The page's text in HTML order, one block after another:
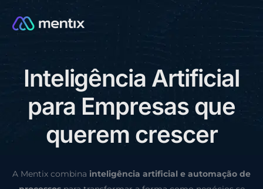
Inteligência Artificial
para Empresas que
querem crescer
A Mentix combina inteligência artificial e automação de
CONSULTORIA GRÁTIS